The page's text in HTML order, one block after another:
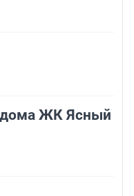
дома ЖК Ясный